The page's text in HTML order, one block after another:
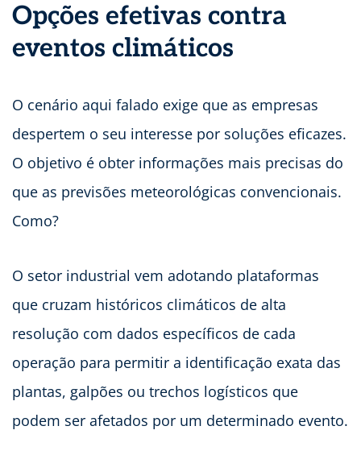
Opções efetivas contra
eventos climáticos
O cenário aqui falado exige que as empresas
despertem o seu interesse por soluções eficazes.
O objetivo é obter informações mais precisas do
que as previsões meteorológicas convencionais.
Como?
O setor industrial vem adotando plataformas
que cruzam históricos climáticos de alta
resolução com dados específicos de cada
operação para permitir a identificação exata das
plantas, galpões ou trechos logísticos que
podem ser afetados por um determinado evento.